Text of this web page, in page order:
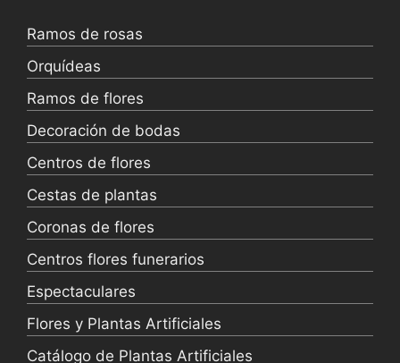
Ramos de rosas
Orquídeas
Ramos de flores
Decoración de bodas
Centros de flores
Cestas de plantas
Coronas de flores
Centros flores funerarios
Espectaculares
Flores y Plantas Artificiales
Catálogo de Plantas Artificiales